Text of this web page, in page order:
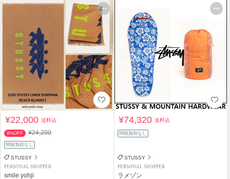
¥22,000送料込
9%OFF ¥24,200
関税負担なし
STUSSY
PERSONAL SHOPPER
smile yohji
¥74,320送料込
関税負担なし
STUSSY
PERSONAL SHOPPER
ラメゾン